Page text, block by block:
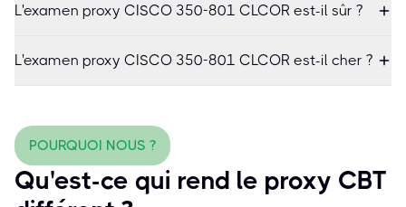
L'examen proxy CISCO 350-801 CLCOR est-il sûr ?
L'examen proxy CISCO 350-801 CLCOR est-il cher ?
POURQUOI NOUS ?
Qu'est-ce qui rend le proxy CBT